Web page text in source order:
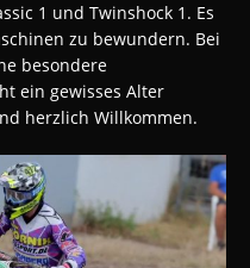
1 und Twinshock 1. Es
zu bewundern. Bei
besondere
ein gewisses Alter
herzlich Willkommen.